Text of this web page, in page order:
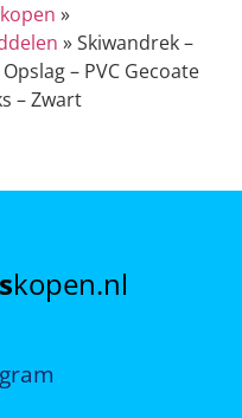
»
»Skiwandrek –
– PVC Gecoate
– Zwart
kopen.nl